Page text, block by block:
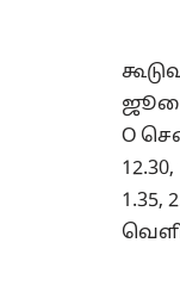
O
1.35,